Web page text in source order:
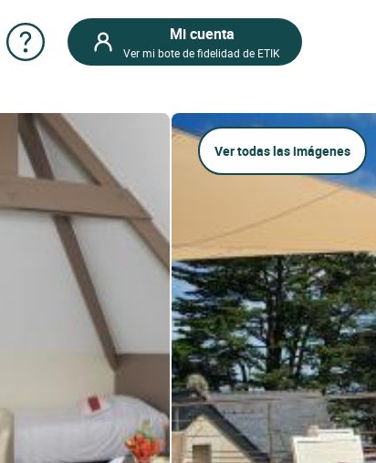
Mi cuenta
Ver mi bote de fidelidad de ETIK
Ver todas las imágenes